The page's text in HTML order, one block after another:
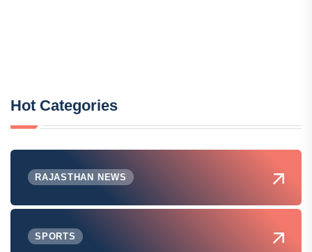
Hot Categories
RAJASTHAN NEWS
SPORTS